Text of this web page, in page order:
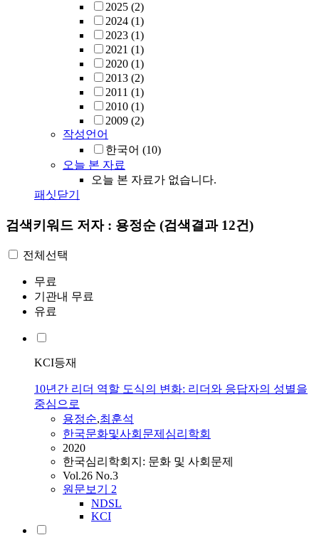
2025 (2)
2024 (1)
2023 (1)
2021 (1)
2020 (1)
2013 (2)
2011 (1)
2010 (1)
2009 (2)
작성언어
한국어 (10)
오늘 본 자료
오늘 본 자료가 없습니다.
패싯닫기
검색키워드 저자 : 용정순 (검색결과 12건)
전체선택
무료
기관내 무료
유료
KCI등재
10년간 리더 역할 도식의 변화: 리더와 응답자의 성별을
중심으로
용정순,최훈석
한국문화및사회문제심리학회
2020
한국심리학회지: 문화 및 사회문제
Vol.26 No.3
원문보기 2
NDSL
KCI